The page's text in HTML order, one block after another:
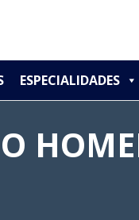
de Urologia
ESPECIALIDADES